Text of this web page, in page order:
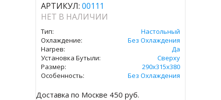
АРТИКУЛ: 00111
НЕТ В НАЛИЧИИ
Тип:
Настольный
Охлаждение:
Без Охлаждения
Нагрев:
Да
Установка Бутыли:
Сверху
Размер:
290х315х380
Особенность:
Без Охлаждения
Доставка по Москве 450 руб.